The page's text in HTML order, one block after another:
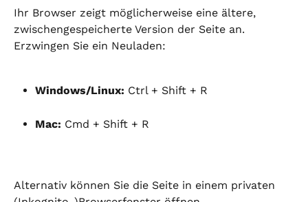
Ihr Browser zeigt möglicherweise eine ältere,
zwischengespeicherte Version der Seite an.
Erzwingen Sie ein Neuladen:
Windows/Linux: Ctrl + Shift + R
Mac: Cmd + Shift + R
Alternativ können Sie die Seite in einem privaten